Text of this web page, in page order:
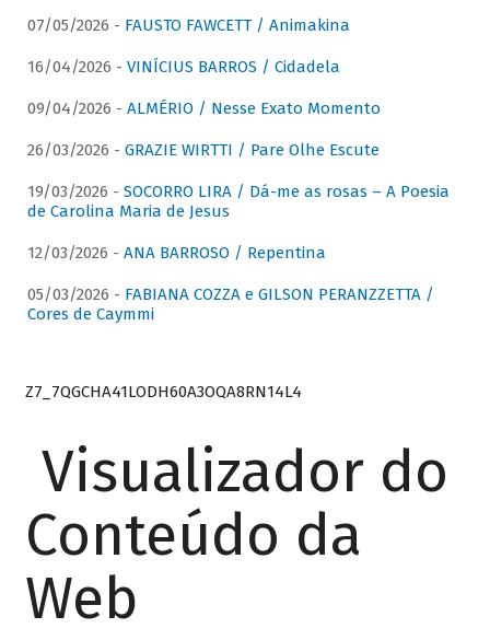
07/05/2026 - FAUSTO FAWCETT / Animakina
16/04/2026 - VINÍCIUS BARROS / Cidadela
09/04/2026 - ALMÉRIO / Nesse Exato Momento
26/03/2026 - GRAZIE WIRTTI / Pare Olhe Escute
19/03/2026 - SOCORRO LIRA / Dá-me as rosas – A Poesia
de Carolina Maria de Jesus
12/03/2026 - ANA BARROSO / Repentina
05/03/2026 - FABIANA COZZA e GILSON PERANZZETTA /
Cores de Caymmi
Z7_7QGCHA41LODH60A3OQA8RN14L4
Visualizador do
Conteúdo da
Web